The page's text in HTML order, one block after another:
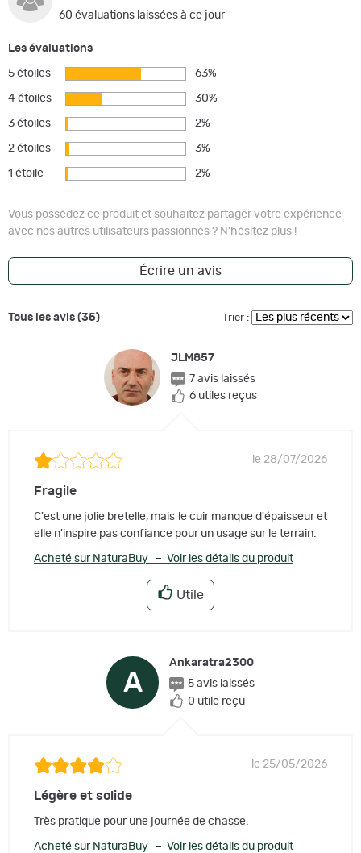
60 évaluations laissées à ce jour
Les évaluations
5 étoiles 63%
4 étoiles 30%
3 étoiles 2%
2 étoiles 3%
1 étoile 2%
Vous possédez ce produit et souhaitez partager votre expérience
avec nos autres utilisateurs passionnés ? N'hésitez plus !
Écrire un avis
Tous les avis (35) Trier :
JLM857
7 avis laissés
6 utiles reçus
le 28/07/2026
Fragile
C'est une jolie bretelle, mais le cuir manque d'épaisseur et
elle n'inspire pas confiance pour un usage sur le terrain.
Acheté sur NaturaBuy – Voir les détails du produit
Utile
A
Ankaratra2300
5 avis laissés
0 utile reçu
le 25/05/2026
Légère et solide
Très pratique pour une journée de chasse.
Acheté sur NaturaBuy – Voir les détails du produit